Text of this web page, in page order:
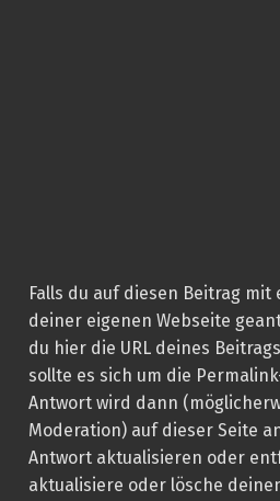
Falls du auf diesen Beitrag
deiner eigenen Webseite
du hier die URL deines
sollte es sich um die
Antwort wird dann
Moderation) auf dieser Seite
Antwort aktualisieren oder
aktualisiere oder lösche